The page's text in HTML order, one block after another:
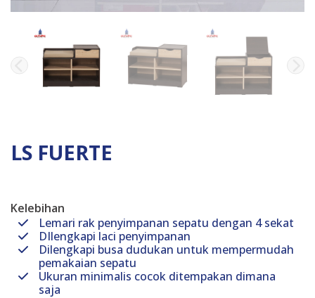
LS FUERTE
Kelebihan
Lemari rak penyimpanan sepatu dengan 4 sekat
DIlengkapi laci penyimpanan
Dilengkapi busa dudukan untuk mempermudah
pemakaian sepatu
Ukuran minimalis cocok ditempakan dimana
saja